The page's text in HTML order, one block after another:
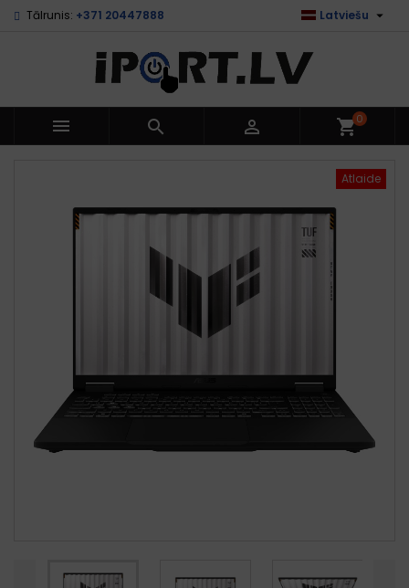
Tālrunis: +371 20447888 Latviešu 
   shopping_cart0
Atlaide